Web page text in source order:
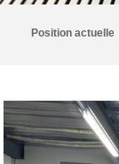
Position actuelle